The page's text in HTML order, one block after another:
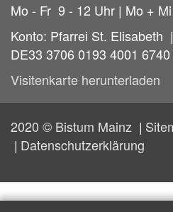
Mo - Fr 9 - 12 Uhr | Mo +
Konto: Pfarrei St.
DE33 3706 0193 4001
Visitenkarte herunterladen
2020 © Bistum Mainz
Datenschutzerklärung